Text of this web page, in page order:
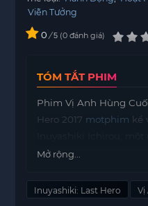
Viễn Tưởng
0 / 5 0 đánh giá
TÓM TẮT PHIM
Phim Vị Anh Hùng
Hero 2017 motphim kể
không gặp may mắn.
trọng, ngay cả trong
Mở rộng...
Inuyashiki: Last Hero Vị